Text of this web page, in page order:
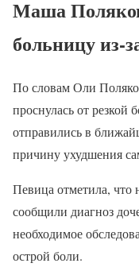
Маша
больницу из-
По словам Оли
проснулась от резкой
отправились в
причину ухудшения
Певица отметила,
сообщили диагноз
необходимое
острой боли.